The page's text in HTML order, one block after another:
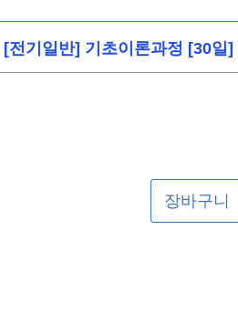
[전기일반] 기초이론과정 [30일]
장바구니